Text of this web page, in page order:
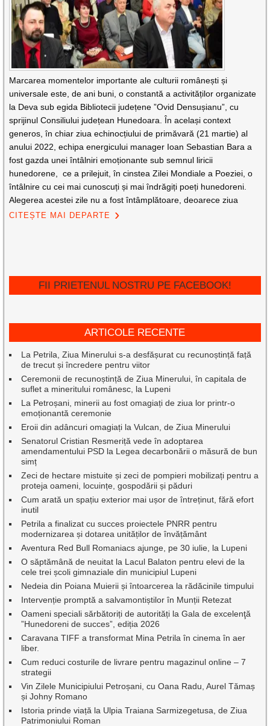
Marcarea momentelor importante ale culturii românești și
universale este, de ani buni, o constantă a activităților organizate
la Deva sub egida Bibliotecii județene ”Ovid Densușianu”, cu
sprijinul Consiliului județean Hunedoara. În același context
generos, în chiar ziua echinocțiului de primăvară (21 martie) al
anului 2022, echipa energicului manager Ioan Sebastian Bara a
fost gazda unei întâlniri emoționante sub semnul liricii
hunedorene, ce a prilejuit, în cinstea Zilei Mondiale a Poeziei, o
întâlnire cu cei mai cunoscuți și mai îndrăgiți poeți hunedoreni.
Alegerea acestei zile nu a fost întâmplătoare, deoarece ziua
CITEȘTE MAI DEPARTE
FII PRIETENUL NOSTRU PE FACEBOOK!
ARTICOLE RECENTE
La Petrila, Ziua Minerului s-a desfășurat cu recunoștință față
de trecut și încredere pentru viitor
Ceremonii de recunoștință de Ziua Minerului, în capitala de
suflet a mineritului românesc, la Lupeni
La Petroșani, minerii au fost omagiați de ziua lor printr-o
emoționantă ceremonie
Eroii din adâncuri omagiați la Vulcan, de Ziua Minerului
Senatorul Cristian Resmeriță vede în adoptarea
amendamentului PSD la Legea decarbonării o măsură de bun
simț
Zeci de hectare mistuite și zeci de pompieri mobilizați pentru a
proteja oameni, locuințe, gospodării și păduri
Cum arată un spațiu exterior mai ușor de întreținut, fără efort
inutil
Petrila a finalizat cu succes proiectele PNRR pentru
modernizarea și dotarea unităților de învățământ
Aventura Red Bull Romaniacs ajunge, pe 30 iulie, la Lupeni
O săptămână de neuitat la Lacul Balaton pentru elevi de la
cele trei școli gimnaziale din municipiul Lupeni
Nedeia din Poiana Muierii și întoarcerea la rădăcinile timpului
Intervenție promptă a salvamontiștilor în Munții Retezat
Oameni speciali sărbătoriți de autorități la Gala de excelenţă
”Hunedoreni de succes”, ediția 2026
Caravana TIFF a transformat Mina Petrila în cinema în aer
liber.
Cum reduci costurile de livrare pentru magazinul online – 7
strategii
Vin Zilele Municipiului Petroșani, cu Oana Radu, Aurel Tămaș
și Johny Romano
Istoria prinde viață la Ulpia Traiana Sarmizegetusa, de Ziua
Patrimoniului Roman